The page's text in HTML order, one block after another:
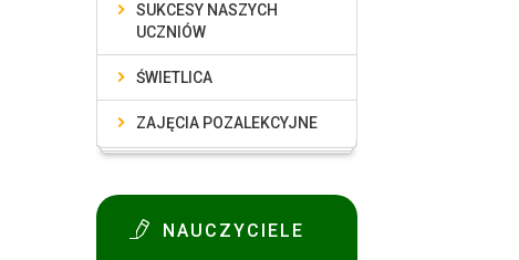
SUKCESY NASZYCH
UCZNIÓW
ŚWIETLICA
ZAJĘCIA POZALEKCYJNE
NAUCZYCIELE